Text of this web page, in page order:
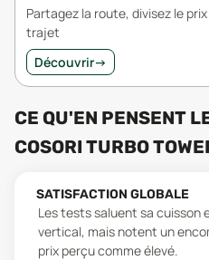
Partagez la route, divisez le
trajet
Découvrir→
CE QU'EN PENSENT
COSORI TURBO
SATISFACTION GLOBALE
Les tests saluent sa cuisson
vertical, mais notent un
prix perçu comme élevé.